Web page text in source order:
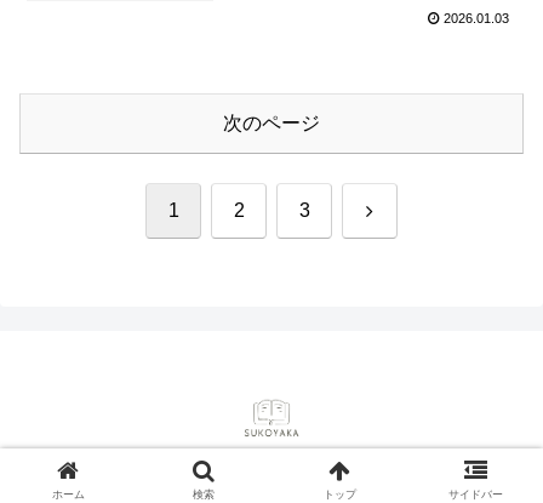
2026.01.03
次のページ
1 2 3 次
© 2025 sukoyakaブログ.
ホーム 検索 トップ サイドバー